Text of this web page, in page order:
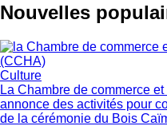
Nouvelles
Culture
La Chambre de commerce
annonce des activités pour
de la cérémonie du Bois